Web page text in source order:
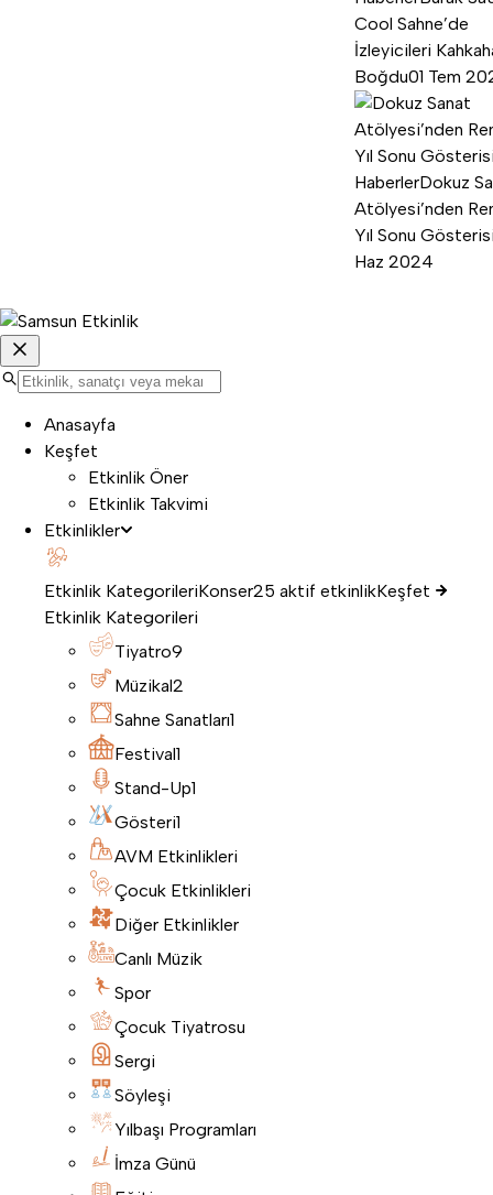
Cool Sahne’de
İzleyicileri
Boğdu01 Tem
HaberlerDokuz
Atölyesi’nden
Yıl Sonu
Haz 2024
Anasayfa
Keşfet
Etkinlik Öner
Etkinlik Takvimi
Etkinlikler
Etkinlik KategorileriKonser25 aktif etkinlikKeşfet
Etkinlik Kategorileri
Tiyatro9
Müzikal2
Sahne Sanatları1
Festival1
Stand-Up1
Gösteri1
AVM Etkinlikleri
Çocuk Etkinlikleri
Diğer Etkinlikler
Canlı Müzik
Spor
Çocuk Tiyatrosu
Sergi
Söyleşi
Yılbaşı Programları
İmza Günü